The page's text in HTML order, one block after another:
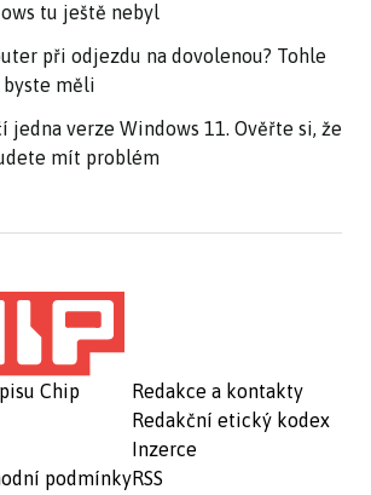
tu ještě nebyl
při odjezdu na dovolenou? Tohle
byste měli
jedna verze Windows 11. Ověřte si, že
mít problém
Chip
podmínky
Redakce a kontakty
Redakční etický kodex
Inzerce
RSS